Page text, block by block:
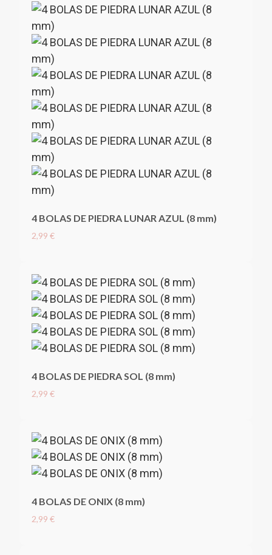
4 BOLAS DE PIEDRA LUNAR AZUL (8 mm)
2,99 €
4 BOLAS DE PIEDRA SOL (8 mm)
2,99 €
4 BOLAS DE ONIX (8 mm)
2,99 €